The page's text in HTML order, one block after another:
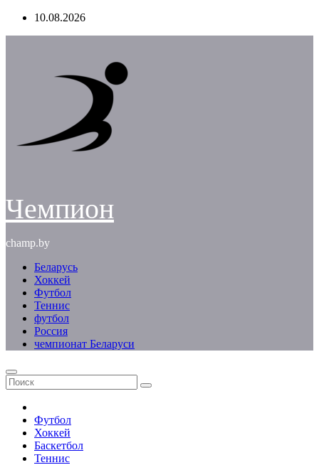
Перейти10.08.2026
Чемпион
champ.by
Беларусь
Хоккей
Футбол
Теннис
футбол
Россия
чемпионат Беларуси
Футбол
Хоккей
Баскетбол
Теннис